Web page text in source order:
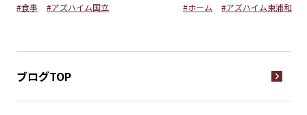
#食事
#アズハイム国立
#ホーム
#アズハイム東浦和
ブログTOP